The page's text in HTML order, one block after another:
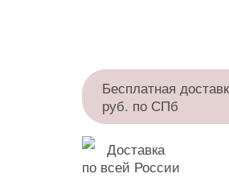
Бесплатная
руб. по СПб
Доставка
по всей России